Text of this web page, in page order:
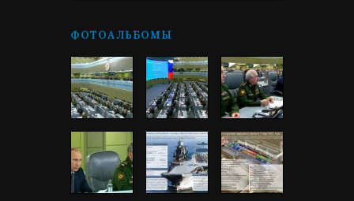
ФОТОАЛЬБОМЫ